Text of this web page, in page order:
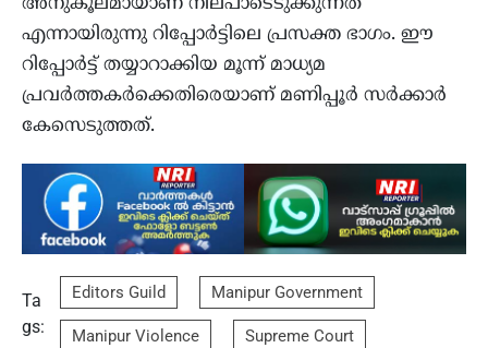
എന്നായിരുന്നു റിപ്പോര്‍ട്ടിലെ പ്രസക്ത ഭാഗം. ഈ
റിപ്പോര്‍ട്ട് തയ്യാറാക്കിയ മൂന്ന് മാധ്യമ
പ്രവര്‍ത്തകര്‍ക്കെതിരെയാണ് മണിപ്പൂര്‍ സര്‍ക്കാര്‍
കേസെടുത്തത്.
Ta
gs:
Editors Guild Manipur Government
Manipur Violence Supreme Court